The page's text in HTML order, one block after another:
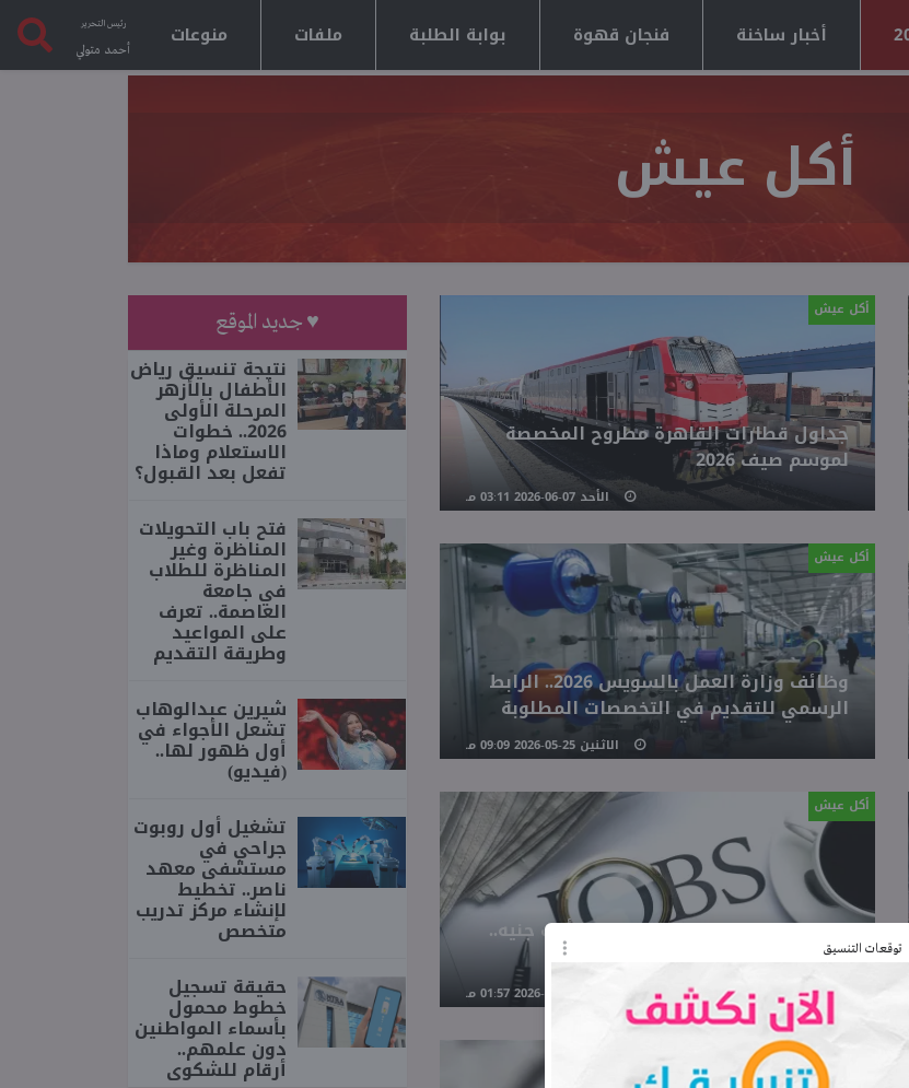
توقعات التنسيق
أخبار ساخنة فنجان قهوة بوابة الطلبة ملفات منوعات رئيس التحرير
أحمد متولي
أكل عيش
أكل عيش
جداول قطارات القاهرة مطروح المخصصة
لموسم صيف 2026
الأحد 07-06-2026 03:11 مـ
أكل عيش
وظائف وزارة العمل بالسويس 2026.. الرابط
الرسمي للتقديم في التخصصات المطلوبة
الاثنين 25-05-2026 09:09 مـ
أكل عيش
فرص عمل بميناء دمياط براتب 25 ألف جنيه..
قدم الآن
أكل عيش
♥ جديد الموقع
نتيجة تنسيق رياض
الأطفال بالأزهر
المرحلة الأولى
2026.. خطوات
الاستعلام وماذا
تفعل بعد القبول؟
فتح باب التحويلات
المناظرة وغير
المناظرة للطلاب
في جامعة
العاصمة.. تعرف
على المواعيد
وطريقة التقديم
شيرين عبدالوهاب
تشعل الأجواء في
أول ظهور لها..
(فيديو)
تشغيل أول روبوت
جراحي في
مستشفى معهد
ناصر.. تخطيط
لإنشاء مركز تدريب
متخصص
حقيقة تسجيل
خطوط محمول
بأسماء المواطنين
دون علمهم..
أرقام للشكوى